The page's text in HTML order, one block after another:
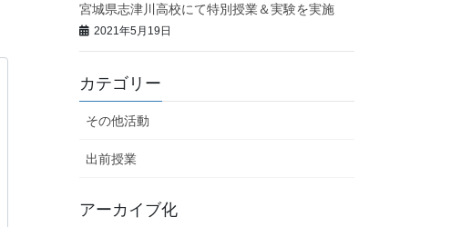
宮城県志津川高校にて特別授業＆実験を実施
2021年5月19日
カテゴリー
その他活動
出前授業
アーカイブ化